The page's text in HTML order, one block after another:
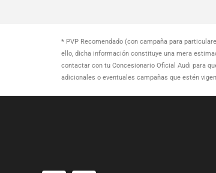
* PVP Recomendado (con campaña para
ello, dicha información constituye una mera
contactar con tu Concesionario Oficial Audi para
adicionales o eventuales campañas que estén